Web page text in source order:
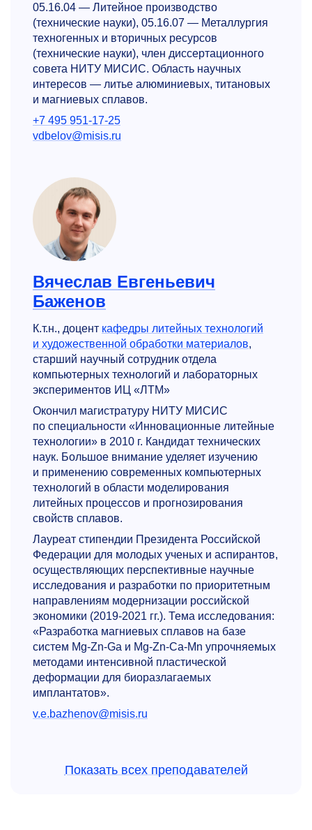
05.16.04 — Литейное производство
(технические науки), 05.16.07 — Металлургия
техногенных и вторичных ресурсов
(технические науки), член диссертационного
совета НИТУ МИСИС. Область научных
интересов — литье алюминиевых, титановых
и магниевых сплавов.
+7 495 951-17-25
vdbelov@misis.ru
Вячеслав Евгеньевич
Баженов
К.т.н., доцент кафедры литейных технологий
и художествен­ной обработки материалов,
старший научный сотрудник отдела
компьютерных технологий и лабораторных
экспериментов ИЦ «ЛТМ»
Окончил магистратуру НИТУ МИСИС
по специальности «Инновационные литейные
технологии» в 2010 г. Кандидат технических
наук. Большое внимание уделяет изучению
и применению современных компьютерных
технологий в области моделирования
литейных процессов и прогнозирования
свойств сплавов.
Лауреат стипендии Президента Российской
Федерации для молодых ученых и аспирантов,
осуществляющих перспективные научные
исследования и разработки по приоритетным
направлениям модернизации российской
экономики (2019-2021 гг.). Тема исследования:
«Разработка магниевых сплавов на базе
систем Mg-Zn-Ga и Mg-Zn-Ca-Mn упрочняемых
методами интенсивной пластической
деформации для биоразлагаемых
имплантатов».
v.e.bazhenov@misis.ru
Показать всех преподавателей